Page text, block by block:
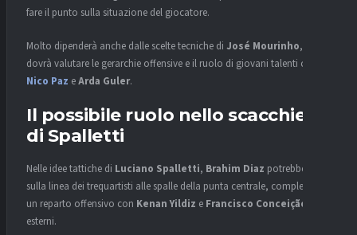
fare il punto sulla situazione del giocatore.
Molto dipenderà anche dalle scelte tecniche di José Mourinho, che
dovrà valutare le gerarchie offensive e il ruolo di giovani talenti come
Nico Paz eArda Guler.
Il possibile ruolo nello scacchiere
di Spalletti
Nelle idee tattiche di Luciano Spalletti, Brahim Diaz potrebbe agire
sulla linea dei trequartisti alle spalle della punta centrale, completando
un reparto offensivo con Kenan Yildiz e Francisco Conceição
esterni.